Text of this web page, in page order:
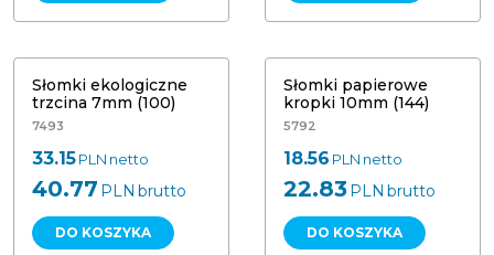
Słomki ekologiczne trzcina 7mm
Słomki ekologiczne
trzcina 7mm (100)
7493
33.15PLN netto
40.77 PLN brutto
DO KOSZYKA
Słomki papierowe kropki 10mm
Słomki papierowe
kropki 10mm (144)
5792
18.56 PLN netto
22.83PLN brutto
DO KOSZYKA